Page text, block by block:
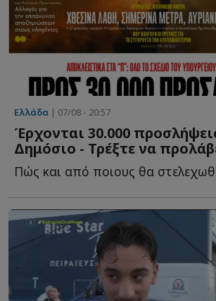
Ελλάδα | 07/08 - 20:57
Έρχονται 30.000
Δημόσιο - Τρέξτε να